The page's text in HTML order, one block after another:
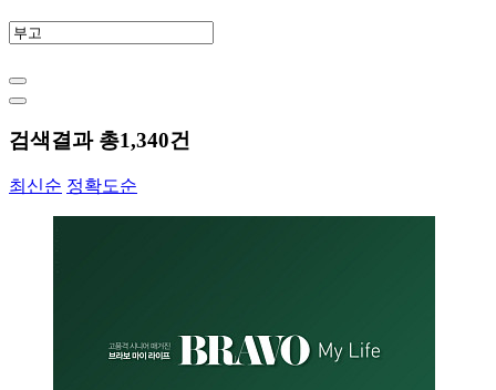
검색결과 총1,340건
최신순 정확도순